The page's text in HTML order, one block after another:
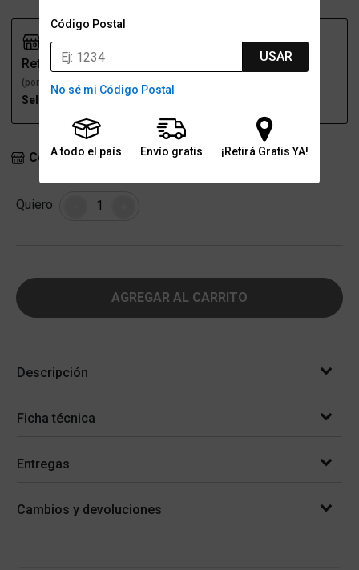
Código Postal
USAR
No sé mi Código Postal
A todo el país Envío gratis ¡Retirá Gratis YA!
Retiro
(por una sucursal)
Seleccioná talle
Consultar stock en sucursales
Quiero Cantidad
AGREGAR AL CARRITO
Descripción
Ficha técnica
Entregas
Cambios y devoluciones